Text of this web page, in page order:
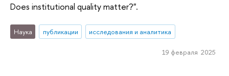
Does institutional quality matter?".
Наука публикации исследования и аналитика
19 февраля 2025